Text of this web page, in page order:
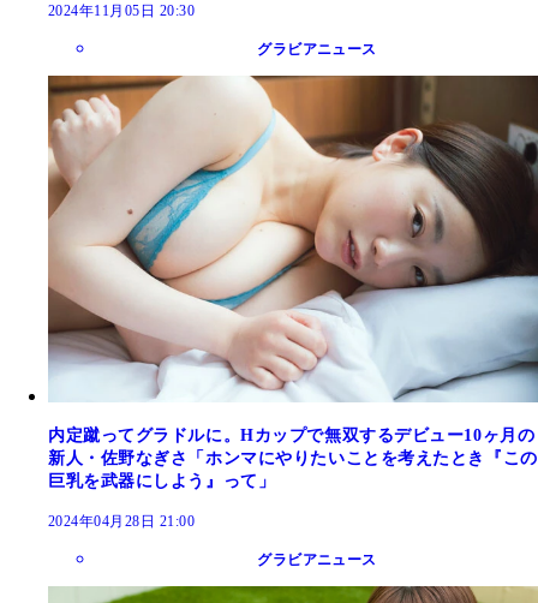
2024年11月05日 20:30
グラビアニュース
内定蹴ってグラドルに。Hカップで無双するデビュー10ヶ月の
新人・佐野なぎさ「ホンマにやりたいことを考えたとき『この
巨乳を武器にしよう』って」
2024年04月28日 21:00
グラビアニュース